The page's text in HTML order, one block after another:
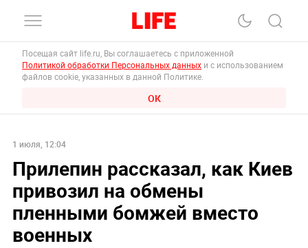
Посещая сайт life.ru, Вы соглашаетесь с приложенной
Политикой обработки Персональных данных и с использованием
файлов cookie, указанных в данной Политике.
ОК
1 июля, 12:04
Прилепин рассказал, как Киев
привозил на обмены
пленными бомжей вместо
военных